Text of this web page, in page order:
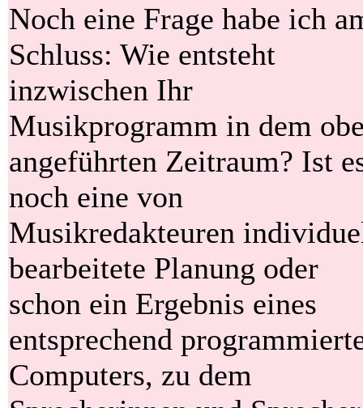
Noch eine Frage habe ich
Schluss: Wie entsteht
inzwischen Ihr
Musikprogramm in dem
angeführten Zeitraum? Ist
noch eine von
Musikredakteuren
bearbeitete Planung oder
schon ein Ergebnis eines
entsprechend
Computers, zu dem